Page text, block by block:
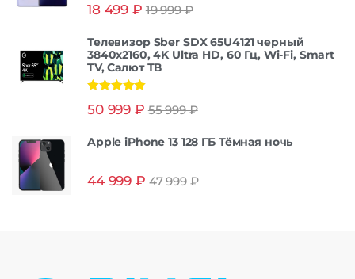
из 5
18 499 ₽ 19 999₽
Телевизор Sber SDX 65U4121 черный
3840x2160, 4K Ultra HD, 60 Гц, Wi-Fi, Smart
TV, Салют ТВ
из 5
50 999 ₽ 55 999₽
Apple iPhone 13 128 ГБ Тёмная ночь
44 999 ₽ 47 999₽